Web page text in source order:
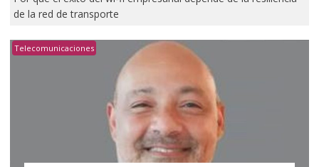
de la red de transporte
Telecomunicaciones